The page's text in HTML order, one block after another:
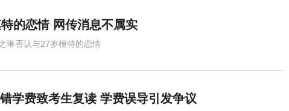
的恋情 网传消息不属实
琳否认与27岁模特的恋情
学费致考生复读 学费误导引发争议